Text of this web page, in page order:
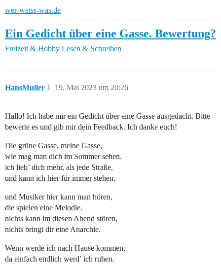
wer-weiss-was.de
Ein Gedicht über eine Gasse. Bewertung?
Freizeit & Hobby Lesen & Schreiben
HansMuller 19. Mai 2023 um 20:26
1
Hallo! Ich habe mir ein Gedicht über eine Gasse ausgedacht. Bitte
bewerte es und gib mir dein Feedback. Ich danke euch!
Die grüne Gasse, meine Gasse,
wie mag man dich im Sommer sehen.
ich lieb’ dich mehr, als jede Straße,
und kann ich hier für immer stehen.
und Musiker hier kann man hören,
die spielen eine Melodie.
nichts kann im diesen Abend stören,
nichts bringt dir eine Anarchie.
Wenn werde ich nach Hause kommen,
da einfach endlich werd’ ich ruhen.